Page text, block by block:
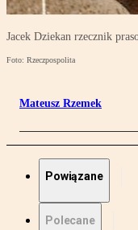
Jacek Dziekan rzecznik
Foto: Rzeczpospolita
Mateusz Rzemek
Powiązane
Polecane